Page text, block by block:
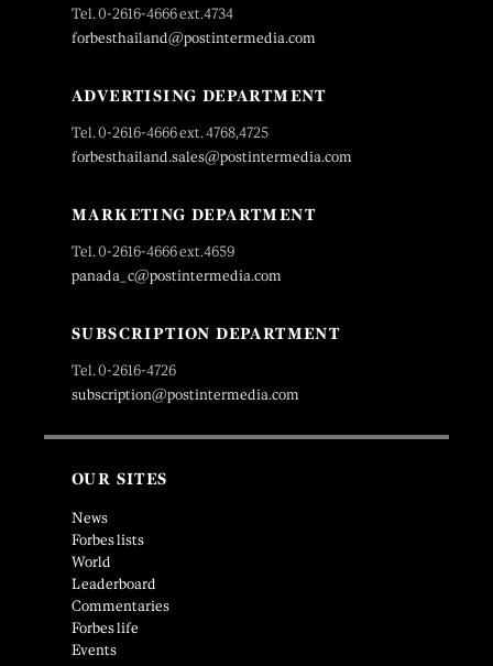
Tel. 0-2616-4666 ext.4734
forbesthailand@postintermedia.com
ADVERTISING DEPARTMENT
Tel. 0-2616-4666 ext. 4768,4725
forbesthailand.sales@postintermedia.com
MARKETING DEPARTMENT
Tel. 0-2616-4666 ext.4659
panada_c@postintermedia.com
SUBSCRIPTION DEPARTMENT
Tel. 0-2616-4726
subscription@postintermedia.com
OUR SITES
News
Forbes lists
World
Leaderboard
Commentaries
Forbes life
Events